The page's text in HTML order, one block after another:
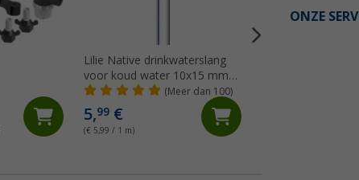
ONZE
Lilie Native drinkwaterslang
voor koud water 10x15 mm
(per meter)
(Meer dan 100)
5,99 €
(€ 5,99 / 1 m)